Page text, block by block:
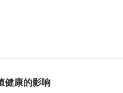
健康的影响